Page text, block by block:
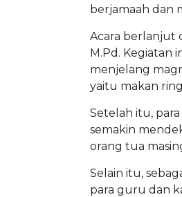
berjamaah dan
Acara berlanjut
M.Pd. Kegiatan
menjelang
yaitu makan
Setelah itu,
semakin
orang tua
Selain itu,
para guru dan